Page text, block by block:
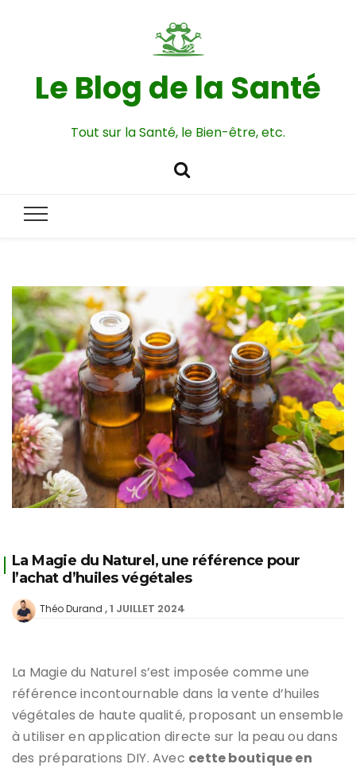
Le Blog de la Santé
Tout sur la Santé, le Bien-être, etc.
La Magie du Naturel, une référence pour
l’achat d’huiles végétales
Théo Durand 1 JUILLET 2024
La Magie du Naturel s’est imposée comme une
référence incontournable dans la vente d’huiles
végétales de haute qualité, proposant un ensemble
à utiliser en application directe sur la peau ou dans
des préparations DIY. Avec cette boutique en